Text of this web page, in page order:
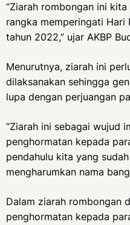
“Ziarah rombongan ini
rangka memperingati Hari
tahun 2022,” ujar AKBP
Menurutnya, ziarah ini
dilaksanakan sehingga
lupa dengan perjuangan
“Ziarah ini sebagai wujud
penghormatan kepada
pendahulu kita yang
mengharumkan nama
Dalam ziarah rombongan
penghormatan kepada